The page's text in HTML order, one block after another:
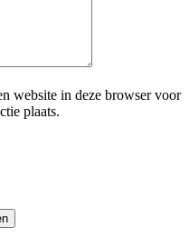
website in deze browser voor
plaats.